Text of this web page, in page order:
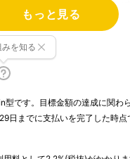
スクイージーは、こう
があると思います。
解消し、効率よく掃除
もっと見る
を知る
型です。目標金額の達成に関わ
日までに支払いを完了した時点